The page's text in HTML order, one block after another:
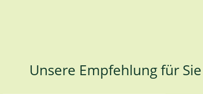
Unsere Empfehlung für Sie